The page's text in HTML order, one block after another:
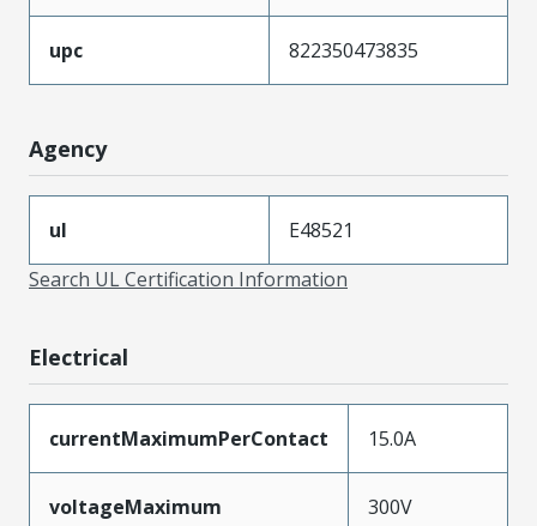
upc 822350473835
Agency
ul
E48521
Search UL Certification Information
Electrical
currentMaximumPerContact 15.0A
voltageMaximum 300V